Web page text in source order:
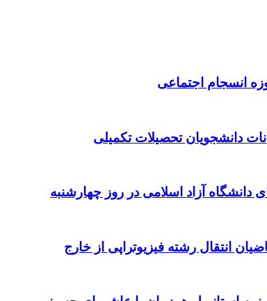
دانشجویان تحصیلات تکمیلی
آزاد اسلامی در روز چهارشنبه
انتقال رشته فیزیوتراپی از خارج